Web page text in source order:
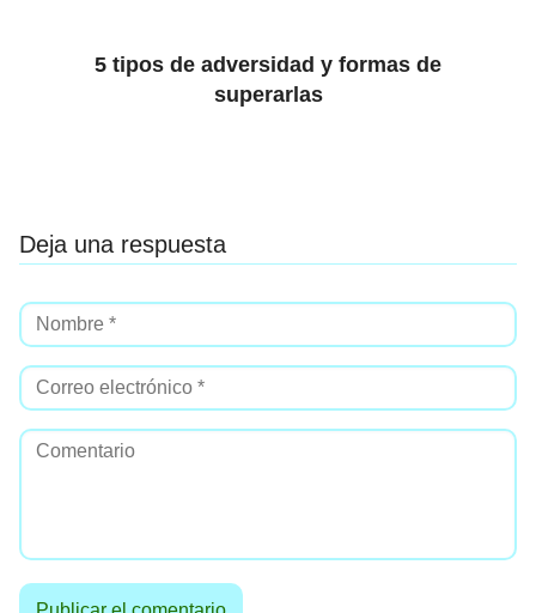
5 tipos de adversidad y formas de
superarlas
Deja una respuesta